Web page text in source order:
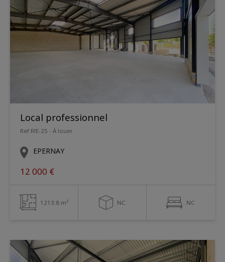
Local professionnel
Ref RIE-25 - À louer
EPERNAY
12 000 €
1213.8 m² NC NC